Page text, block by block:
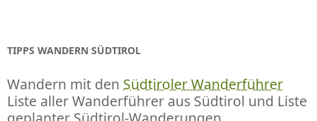
TIPPS WANDERN SÜDTIROL
Wandern mit den Südtiroler Wanderführer
Liste aller Wanderführer aus Südtirol und Liste